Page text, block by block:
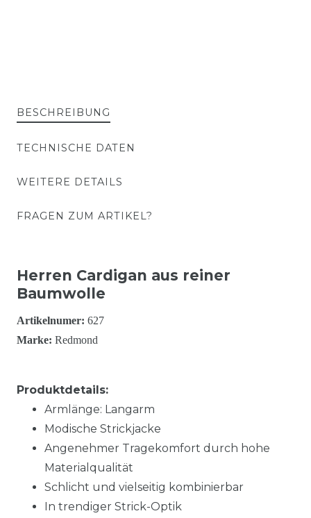
BESCHREIBUNG
TECHNISCHE DATEN
WEITERE DETAILS
FRAGEN ZUM ARTIKEL?
Herren Cardigan aus reiner
Baumwolle
Artikelnumer: 627
Marke: Redmond
Produktdetails:
Armlänge: Langarm
Modische Strickjacke
Angenehmer Tragekomfort durch hohe
Materialqualität
Schlicht und vielseitig kombinierbar
In trendiger Strick-Optik